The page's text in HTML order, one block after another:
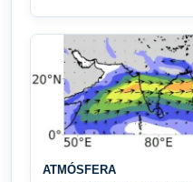
ATMÓSFERA